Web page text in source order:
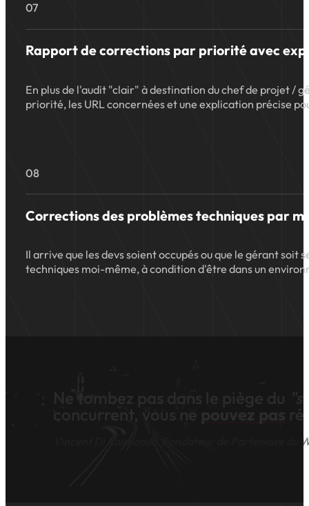
07
Rapport de corrections par priorité avec
En plus de l'audit "clair" à destination du chef de projet /
priorité, les URL concernées et une explication précise
08
Corrections des problèmes techniques par
Il arrive que les devs soient occupés ou que le gérant
techniques moi-même, à condition d'être dans un
Vincent Di Raimondo, Fondateur de Partenaire du